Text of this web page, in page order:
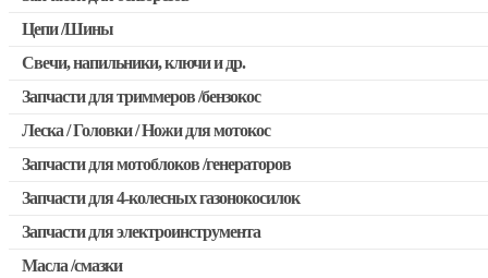
Запчасти для бензопил Husqvarna, Partner
Запчасти для Китайских бензопил
Запчасти для бензопил Oleo-mac, Echo и др.
Цепи /Шины
Свечи, напильники, ключи и др.
Запчасти для триммеров /бензокос
Запчасти для Китайских триммеров
Запчасти для мотокос Stihl /Husqvarna /Oleo-mac /Echo и др.
Леска / Головки / Ножи для мотокос
Запчасти для мотоблоков /генераторов
Запчасти для 4-колесных газонокосилок
Запчасти для электроинструмента
Двигатели, редукторы для шуруповертов
Масла /смазки